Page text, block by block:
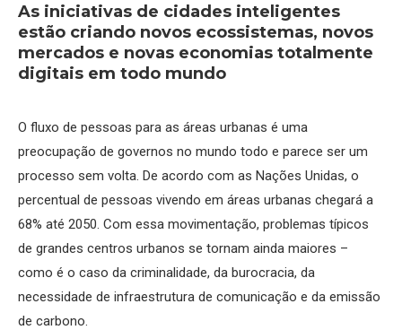
As iniciativas de cidades inteligentes
estão criando novos ecossistemas, novos
mercados e novas economias totalmente
digitais em todo mundo
O fluxo de pessoas para as áreas urbanas é uma
preocupação de governos no mundo todo e parece ser um
processo sem volta. De acordo com as Nações Unidas, o
percentual de pessoas vivendo em áreas urbanas chegará a
68% até 2050. Com essa movimentação, problemas típicos
de grandes centros urbanos se tornam ainda maiores –
como é o caso da criminalidade, da burocracia, da
necessidade de infraestrutura de comunicação e da emissão
de carbono.